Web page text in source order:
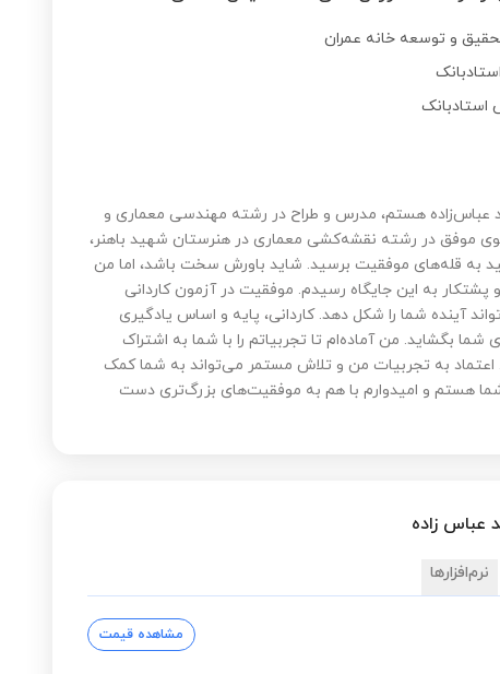
استادبانک
عباس‌زاده هستم، مدرس و طراح در رشته مهندسی معماری و
موفق در رشته نقشه‌کشی معماری در هنرستان شهید باهنر،
به قله‌های موفقیت برسید. شاید باورش سخت باشد، اما من
به این جایگاه رسیدم. موفقیت در آزمون کاردانی
آینده شما را شکل دهد. کاردانی، پایه و اساس یادگیری
بگشاید. من آماده‌ام تا تجربیاتم را با شما به اشتراک
اعتماد به تجربیات من و تلاش مستمر می‌تواند به شما کمک
شما هستم و امیدوارم با هم به موفقیت‌های بزرگ‌تری دست
زاده
نرم‌افزارها
مشاهده قیمت